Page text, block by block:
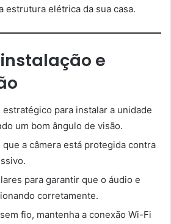
estrutura elétrica da sua casa.
e
estratégico para instalar a unidade
um bom ângulo de visão.
a câmera está protegida contra
para garantir que o áudio e
corretamente.
fio, mantenha a conexão Wi-Fi